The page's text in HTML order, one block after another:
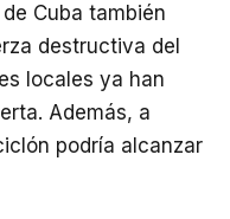
Cuba también
destructiva del
locales ya han
Además, a
podría alcanzar